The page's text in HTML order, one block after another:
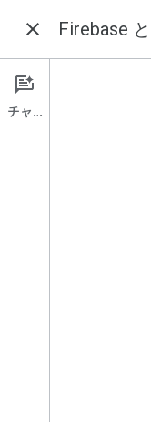
close Firebase
チャット